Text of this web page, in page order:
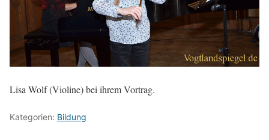
Lisa Wolf (Violine) bei ihrem Vortrag.
Kategorien: Bildung